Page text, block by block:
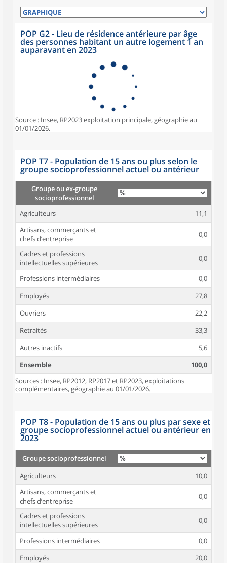
POP G2 - Lieu de résidence antérieure par âge
des personnes habitant un autre logement 1 an
auparavant en 2023
Source : Insee, RP2023 exploitation principale, géographie au
01/01/2026.
POP T7 - Population de 15 ans ou plus selon le
groupe socioprofessionnel actuel ou antérieur
Groupe ou ex-groupe
socioprofessionnel
Agriculteurs
11,1
Artisans, commerçants et
chefs d’entreprise
0,0
Cadres et professions
intellectuelles supérieures
0,0
Professions intermédiaires
0,0
Employés
27,8
Ouvriers
22,2
Retraités
33,3
Autres inactifs
5,6
Ensemble
100,0
Sources : Insee, RP2012, RP2017 et RP2023, exploitations
complémentaires, géographie au 01/01/2026.
POP T8 - Population de 15 ans ou plus par sexe et
groupe socioprofessionnel actuel ou antérieur en
2023
Groupe socioprofessionnel
Agriculteurs
10,0
Artisans, commerçants et
chefs d’entreprise
0,0
Cadres et professions
intellectuelles supérieures
0,0
Professions intermédiaires
0,0
Employés
20,0